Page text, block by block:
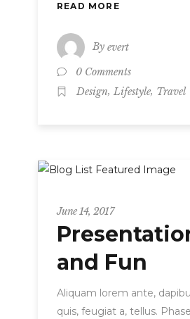
READ MORE
By evert
0 Comments
Design, Lifestyle, Travel
June 14, 2017
and Fun
Aliquam lorem ante,
quis, feugiat a, tellus.